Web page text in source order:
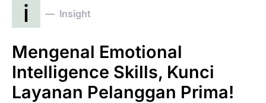
i Insight
Mengenal Emotional
Intelligence Skills, Kunci
Layanan Pelanggan Prima!